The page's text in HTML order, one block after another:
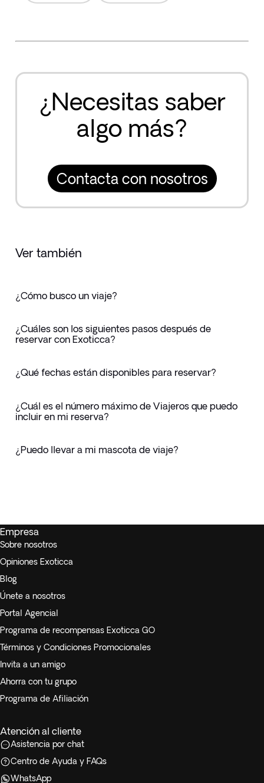
¿Necesitas saber
algo más?
Contacta con nosotros
Ver también
¿Cómo busco un viaje?
¿Cuáles son los siguientes pasos después de
reservar con Exoticca?
¿Qué fechas están disponibles para reservar?
¿Cuál es el número máximo de Viajeros que puedo
incluir en mi reserva?
¿Puedo llevar a mi mascota de viaje?